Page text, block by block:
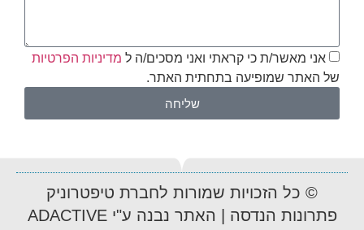
אני מאשר/ת כי קראתי ואני מסכים/ה למדיניות הפרטיות
של האתר שמופיעה בתחתית האתר.
שליחה
© כל הזכויות שמורות לחברת טיפטרוניק
פתרונות הנדסה | האתר נבנה ע"י ADACTIVE